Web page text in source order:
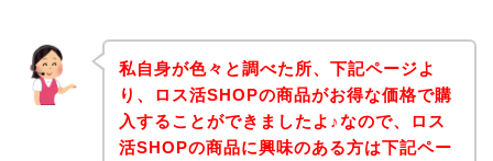
私自身が色々と調べた所、下記ページよ
り、ロス活SHOPの商品がお得な価格で購
入することができましたよ♪なので、ロス
活SHOPの商品に興味のある方は下記ペー